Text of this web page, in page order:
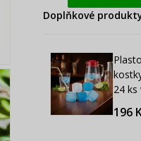
Doplňkové
24 ks
196